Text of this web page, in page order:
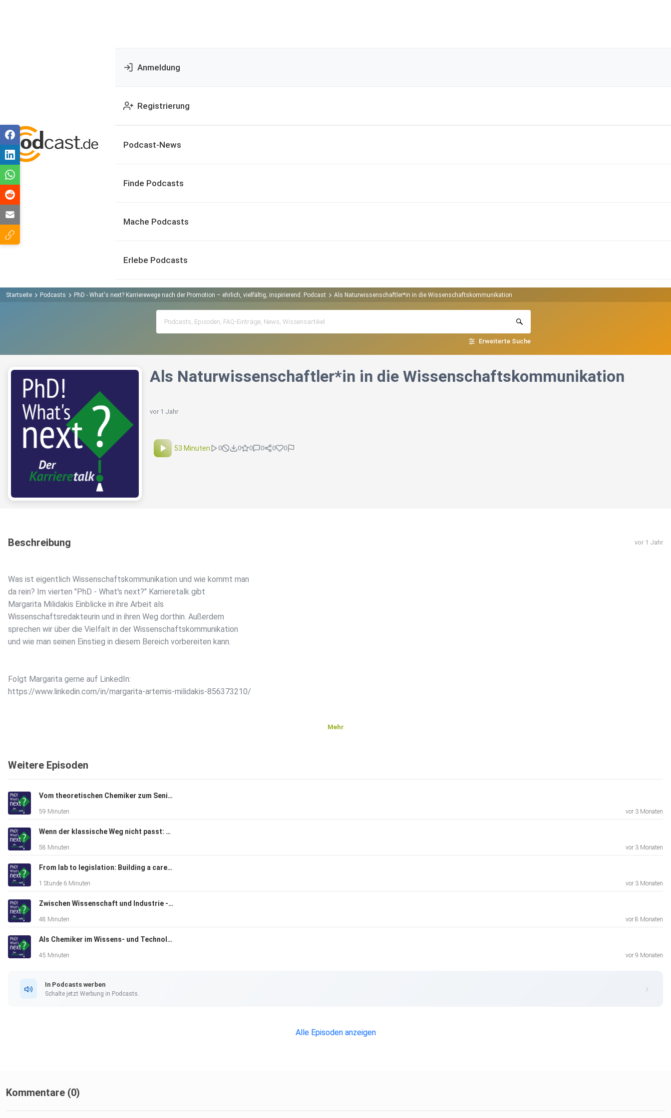
Anmeldung
Registrierung
Podcast-News
Finde Podcasts
Mache Podcasts
Erlebe Podcasts
Startseite Podcasts PhD - What's next? Karrierewege nach der Promotion – ehrlich, vielfältig, inspirierend. Podcast Als Naturwissenschaftler*in in die Wissenschaftskommunikation
Erweiterte Suche
Als Naturwissenschaftler*in in die Wissenschaftskommunikation
vor 1 Jahr
53 Minuten 0 0 0 0 0 0
Beschreibung vor 1 Jahr
Was ist eigentlich Wissenschaftskommunikation und wie kommt man
da rein? Im vierten "PhD - What's next?" Karrieretalk gibt
Margarita Milidakis Einblicke in ihre Arbeit als
Wissenschaftsredakteurin und in ihren Weg dorthin. Außerdem
sprechen wir über die Vielfalt in der Wissenschaftskommunikation
und wie man seinen Einstieg in diesem Bereich vorbereiten kann.
Folgt Margarita gerne auf LinkedIn:
https://www.linkedin.com/in/margarita-artemis-milidakis-856373210/
Mehr
Weitere Episoden
Vom theoretischen Chemiker zum Senior Consultant bei d-fine
59 Minuten vor 3 Monaten
Wenn der klassische Weg nicht passt: Über innere Klarheit, Ehrlichkeit & Mut, es anders zu machen
58 Minuten vor 3 Monaten
From lab to legislation: Building a career from ecotoxicology to product compliance
1 Stunde 6 Minuten vor 3 Monaten
Zwischen Wissenschaft und Industrie - die Arbeit als wissenschaftliche Projektmanagerin
48 Minuten vor 8 Monaten
Als Chemiker im Wissens- und Technologietransfer: Wie bringt man Ideen in die Anwendung?
45 Minuten vor 9 Monaten
In Podcasts werben
Schalte jetzt Werbung in Podcasts.
Alle Episoden anzeigen
Kommentare (0)